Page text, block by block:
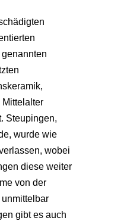
Steupingen,
wurde wie
wobei
diese weiter
von der
gibt es auch